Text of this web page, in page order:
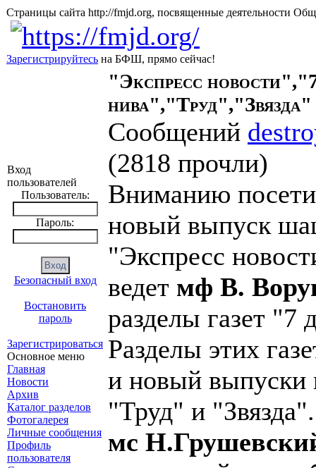
Страницы сайта http://fmjd.org, посвященные
Зарегистрируйтесь на БФШ, прямо сейчас!
Вход
пользователей
Пользователь:
Пароль:
Безопасный вход
Востановить
пароль
Зарегистрироваться
Основное меню
Главная
Новости
Архив
Каталог разделов
Фотогалерея
Личные сообщения
Профиль
пользователя
"Экспресс
нива","Труд","Звязда"
Сообщений
(2818 прочли)
Вниманию
новый выпуск
"Экспресс
ведет мф В.
разделы газет "7
Разделы этих
и новый выпуски
"Труд" и
мс